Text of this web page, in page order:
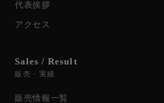
代表挨拶
アクセス
Sales / Result
販売・実績
販売情報一覧